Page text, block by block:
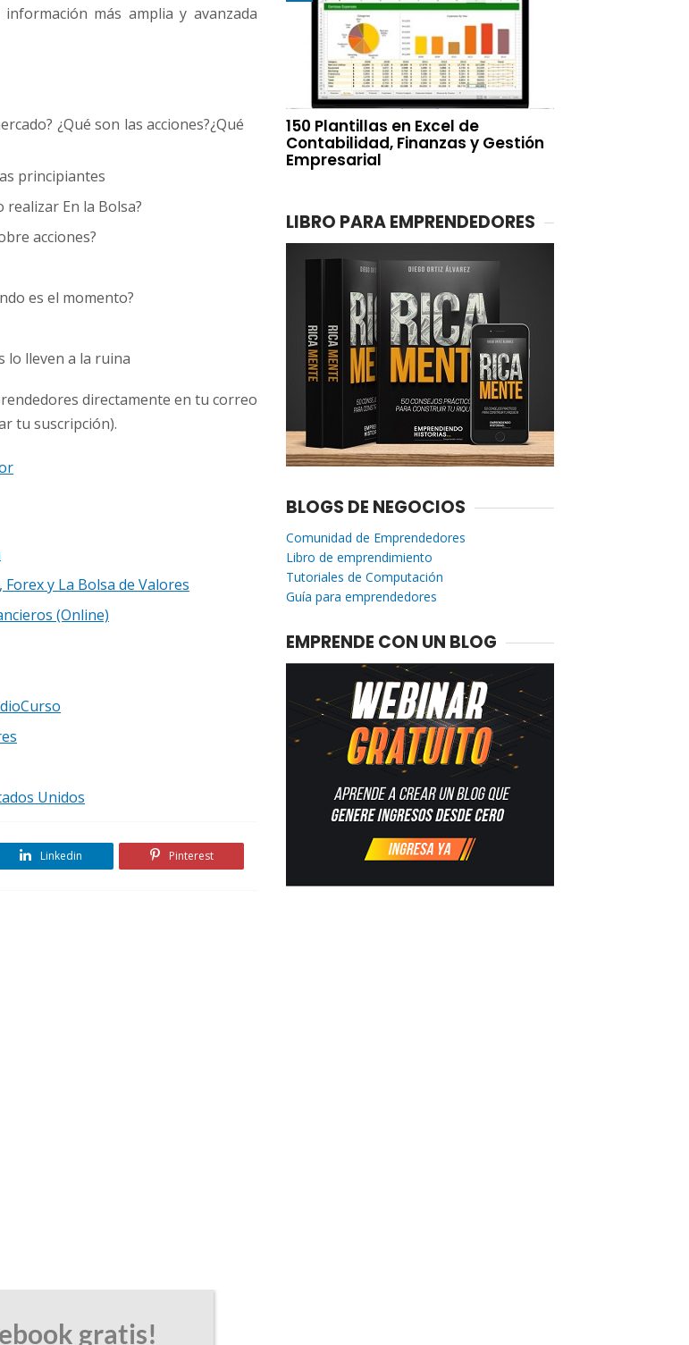
más amplia y avanzada
¿Qué son las acciones?¿Qué
principiantes
realizar En la Bolsa?
acciones?
es el momento?
lo lleven a la ruina
directamente en tu correo
tu suscripción).
y La Bolsa de Valores
(Online)
Unidos
Linkedin Pinterest
150 Plantillas en Excel de
Contabilidad, Finanzas y Gestión
Empresarial
LIBRO PARA EMPRENDEDORES
BLOGS DE NEGOCIOS
Comunidad de Emprendedores
Libro de emprendimiento
Tutoriales de Computación
Guía para emprendedores
EMPRENDE CON UN BLOG